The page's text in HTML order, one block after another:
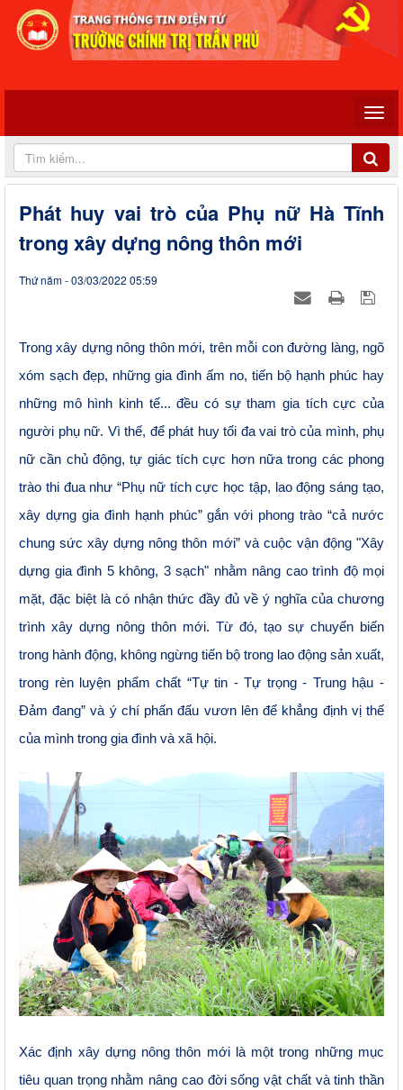
Phát huy vai trò của Phụ nữ Hà Tĩnh
trong xây dựng nông thôn mới
Thứ năm - 03/03/2022 05:59
Trong xây dựng nông thôn mới, trên mỗi con đường làng, ngõ
xóm sạch đẹp, những gia đình ấm no, tiến bộ hạnh phúc hay
những mô hình kinh tế... đều có sự tham gia tích cực của
người phụ nữ. Vì thế, để phát huy tối đa vai trò của mình, phụ
nữ cần chủ động, tự giác tích cực hơn nữa trong các phong
trào thi đua như “Phụ nữ tích cực học tập, lao động sáng tạo,
xây dựng gia đình hạnh phúc” gắn với phong trào “cả nước
chung sức xây dựng nông thôn mới” và cuộc vận động "Xây
dựng gia đình 5 không, 3 sạch" nhằm nâng cao trình độ mọi
mặt, đặc biệt là có nhận thức đầy đủ về ý nghĩa của chương
trình xây dựng nông thôn mới. Từ đó, tạo sự chuyển biến
trong hành động, không ngừng tiến bộ trong lao động sản xuất,
trong rèn luyện phẩm chất “Tự tin - Tự trọng - Trung hậu -
Đảm đang” và ý chí phấn đấu vươn lên để khẳng định vị thế
của mình trong gia đình và xã hội.
Xác định xây dựng nông thôn mới là một trong những mục
tiêu quan trọng nhằm nâng cao đời sống vật chất và tinh thần